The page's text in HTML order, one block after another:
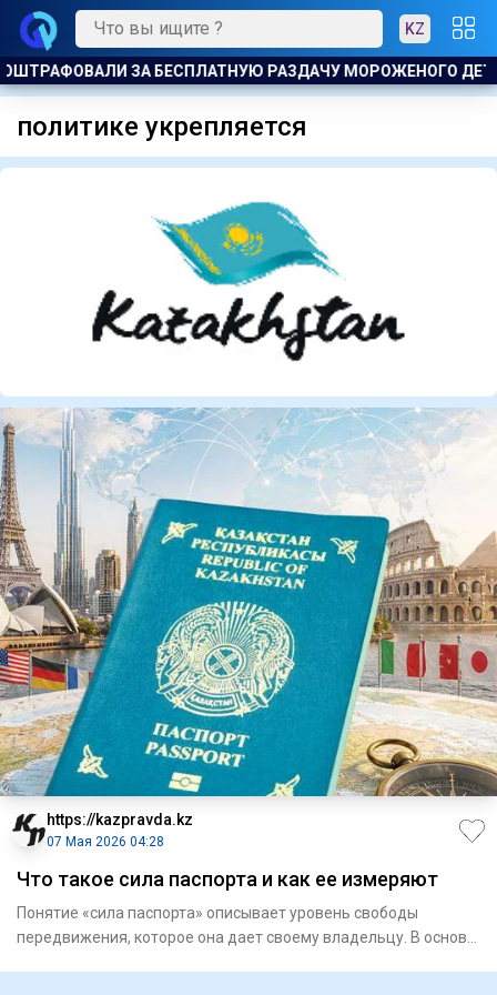
KZ
ЗА БЕСПЛАТНУЮ РАЗДАЧУ МОРОЖЕНОГО
политике укрепляется
https://kazpravda.kz
07 Мая 2026 04:28
Что такое сила паспорта и как ее измеряют
Понятие «сила паспорта» описывает уровень свободы
передвижения, которое она дает своему владельцу. В основе